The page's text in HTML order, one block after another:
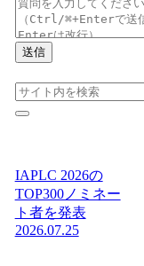
送信
IAPLC 2026の
TOP300ノミネー
ト者を発表
2026.07.25